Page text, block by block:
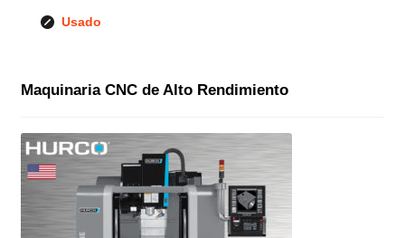
Usado
Maquinaria CNC de Alto Rendimiento